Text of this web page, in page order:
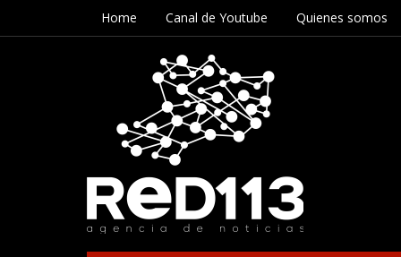
Home Canal de Youtube Quienes somos